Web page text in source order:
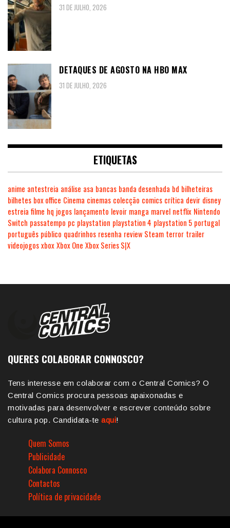
31 DE JULHO, 2026
DETAQUES DE AGOSTO NA HBO MAX
31 DE JULHO, 2026
ETIQUETAS
anime antestreia análise asa bancas banda desenhada bd bilheteiras
bilhetes box office Cinema cinemas colecção comics crítica devir disney
estreia filme hq jogos lançamento levoir manga marvel netflix Nintendo
Switch passatempo pc playstation playstation 4 playstation 5 portugal
português público quadrinhos resenha review Steam terror trailer
videojogosxboxXbox One Xbox Series S|X
QUERES COLABORAR CONNOSCO?
Tens interesse em colaborar com o Central Comics? O
Central Comics procura pessoas apaixonadas e
motivadas para desenvolver e escrever conteúdo sobre
cultura pop. Candidata-te aqui!
Quem Somos
Publicidade
Colabora Connosco
Contactos
Política de privacidade